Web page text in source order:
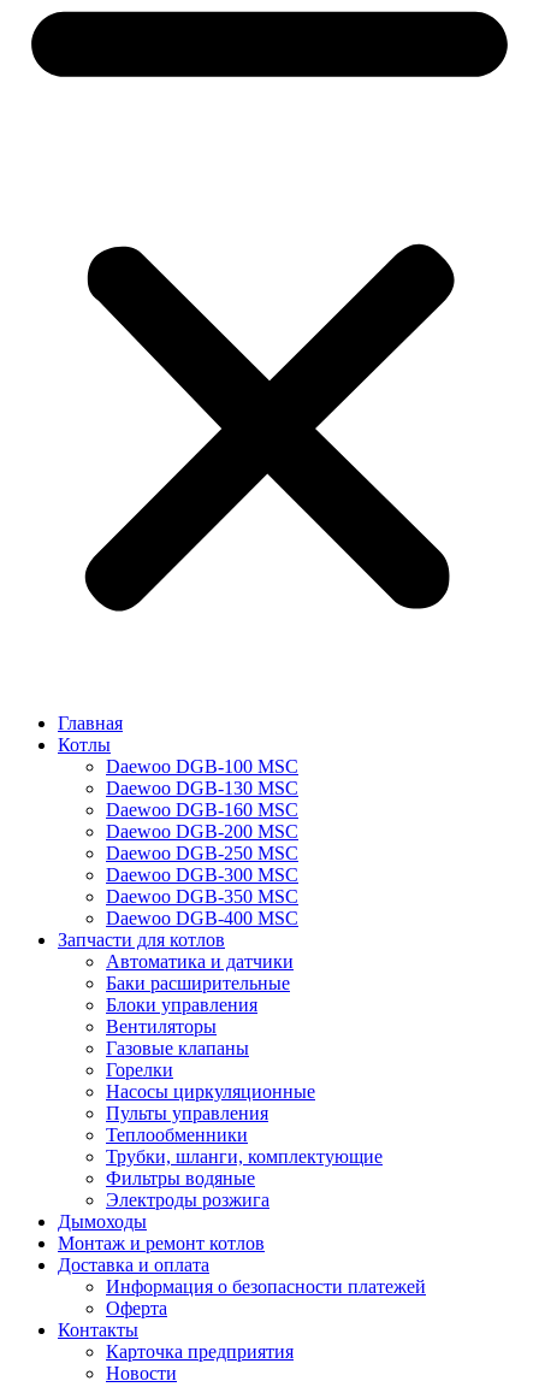
Главная
Котлы
Daewoo DGB-100 MSC
Daewoo DGB-130 MSC
Daewoo DGB-160 MSC
Daewoo DGB-200 MSC
Daewoo DGB-250 MSC
Daewoo DGB-300 MSC
Daewoo DGB-350 MSC
Daewoo DGB-400 MSC
Запчасти для котлов
Автоматика и датчики
Баки расширительные
Блоки управления
Вентиляторы
Газовые клапаны
Горелки
Насосы циркуляционные
Пульты управления
Теплообменники
Трубки, шланги, комплектующие
Фильтры водяные
Электроды розжига
Дымоходы
Монтаж и ремонт котлов
Доставка и оплата
Информация о безопасности платежей
Оферта
Контакты
Карточка предприятия
Новости